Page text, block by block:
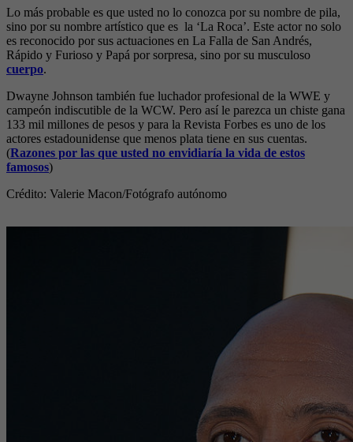
Lo más probable es que usted no lo conozca por su nombre de pila,
sino por su nombre artístico que es la ‘La Roca’. Este actor no solo
es reconocido por sus actuaciones en La Falla de San Andrés,
Rápido y Furioso y Papá por sorpresa, sino por su musculoso
cuerpo.
Dwayne Johnson también fue luchador profesional de la WWE y
campeón indiscutible de la WCW. Pero así le parezca un chiste gana
133 mil millones de pesos y para la Revista Forbes es uno de los
actores estadounidense que menos plata tiene en sus cuentas.
(Razones por las que usted no envidiaría la vida de estos
famosos)
Crédito: Valerie Macon/Fotógrafo autónomo